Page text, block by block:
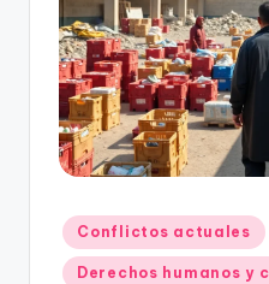
Publicado
en
Conflictos actuales
Derechos humanos